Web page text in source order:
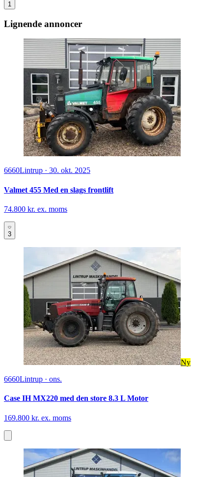
1
Lignende annoncer
6660Lintrup · 30. okt. 2025
Valmet 455 Med en slags frontlift
74.800 kr. ex. moms
3
Ny
6660Lintrup · ons.
Case IH MX220 med den store 8.3 L Motor
169.800 kr. ex. moms